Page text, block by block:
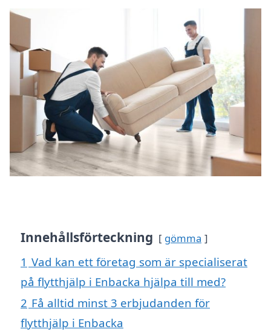
Innehållsförteckning gömma
1 Vad kan ett företag som är specialiserat
på flytthjälp i Enbacka hjälpa till med?
2 Få alltid minst 3 erbjudanden för
flytthjälp i Enbacka